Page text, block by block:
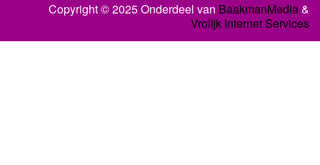
Copyright © 2025 Onderdeel van BaakmanMedia&
Vrolijk Internet Services